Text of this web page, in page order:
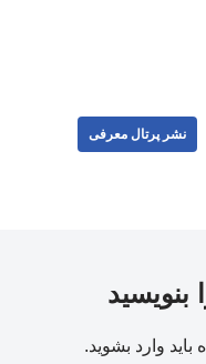
نشر پرتال معرفی
بنویسید
باید وارد بشوید.